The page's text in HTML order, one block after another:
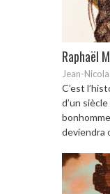
Raphaël
Jean-
C’est
d’un
deviendra